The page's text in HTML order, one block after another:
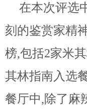
在本次评选
刻的鉴赏家精
榜,包括2家米
其林指南入选
餐厅中,除了麻